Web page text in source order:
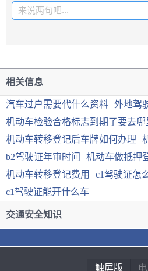
来说两句吧...
相关信息
汽车过户需要代什么资料 外地驾
机动车检验合格标志到期了要去哪
机动车转移登记后车牌如何办理
b2驾驶证年审时间
机动车做抵押
机动车转移登记费用
c1驾驶证怎
c1驾驶证能开什么车
交通安全知识
触屏版